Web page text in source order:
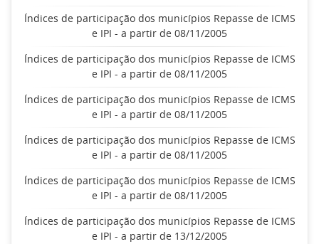
Índices de participação dos municípios Repasse de ICMS
e IPI - a partir de 08/11/2005
Índices de participação dos municípios Repasse de ICMS
e IPI - a partir de 08/11/2005
Índices de participação dos municípios Repasse de ICMS
e IPI - a partir de 08/11/2005
Índices de participação dos municípios Repasse de ICMS
e IPI - a partir de 08/11/2005
Índices de participação dos municípios Repasse de ICMS
e IPI - a partir de 08/11/2005
Índices de participação dos municípios Repasse de ICMS
e IPI - a partir de 13/12/2005